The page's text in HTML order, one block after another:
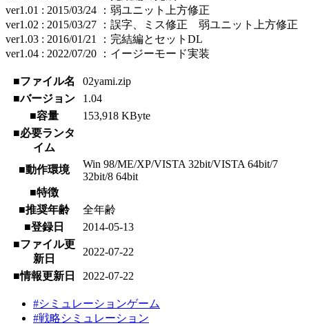
ver1.01 : 2015/03/24 ：弱ユニット上方修正
ver1.02 : 2015/03/27 ：誤字、ミス修正 弱ユニット上方修正
ver1.03 : 2016/01/21 ：完結編とセットDL
ver1.04 : 2022/07/20 ：イージーモード実装
■ファイル名
02yami.zip
■バージョン
1.04
■容量
153,918 KByte
■必要ランタ
イム
■動作環境
Win 98/ME/XP/VISTA 32bit/VISTA 64bit/7
32bit/8 64bit
■特徴
■推奨年齢
全年齢
■登録日
2014-05-13
■ファイル更
新日
2022-07-22
■情報更新日 2022-07-22
#シミュレーションゲーム
#戦略シミュレーション